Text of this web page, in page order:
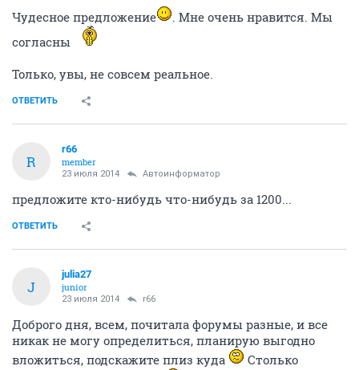
Чудесное предложение
. Мне очень нравится. Мы
согласны
Только, увы, не совсем реальное.
ОТВЕТИТЬ
R
r66
member
23 июля 2014 Автоинформатор
предложите кто-нибудь что-нибудь за 1200...
ОТВЕТИТЬ
J
julia27
junior
23 июля 2014 r66
Доброго дня, всем, почитала форумы разные, и все
никак не могу определиться, планирую выгодно
вложиться, подскажите плиз куда
Столько